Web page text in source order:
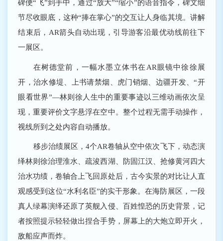
碑便“飞”到手中，通过“放大”“缩小”的语音指令，碑文细
节尽收眼底，这种“捧在掌心”的交互让人身临其境。讲解
结束后，AR箭头自动出现，引导游客沿最优动线前往下
一展区。
在树德堂前，一幅水墨立体书在AR眼镜中徐徐展
开，治水修堤、上书请禁烟、虎门销烟、边疆开发、“开
眼看世界”―林则徐人生中的重要事迹以三维动画依次呈
现，重要评价文字悬浮在空中。整个过程无需手动操作，
视线所到之处内容自动播放。
移步治绩展区，4个AR卷轴从空中依次飞下，动态演
绎林则徐治理淮水、疏浚西湖、防固江汉、抢修黄河四大
治水功绩，卷轴合上飞回原处后，古今实景的对比让人直
观感受到这位“水利名臣”的实干形象。在海防展区，一段
真人绿幕演绎还原了英舰入侵、百姓惶恐的历史背景，记
者按照提示轻轻做出捏合手势，屏幕上的大炮立即开火，
敌船应声而炸。